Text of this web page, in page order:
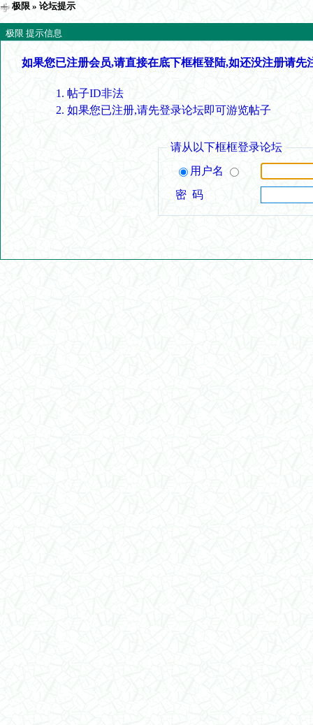
极限 » 论坛提示
极限 提示信息
如果您已注册会员,请直接在底下框框登陆,如还没注册请先
帖子ID非法
如果您已注册,请先登录论坛即可游览帖子
请从以下框框登录论坛
用户名
密 码